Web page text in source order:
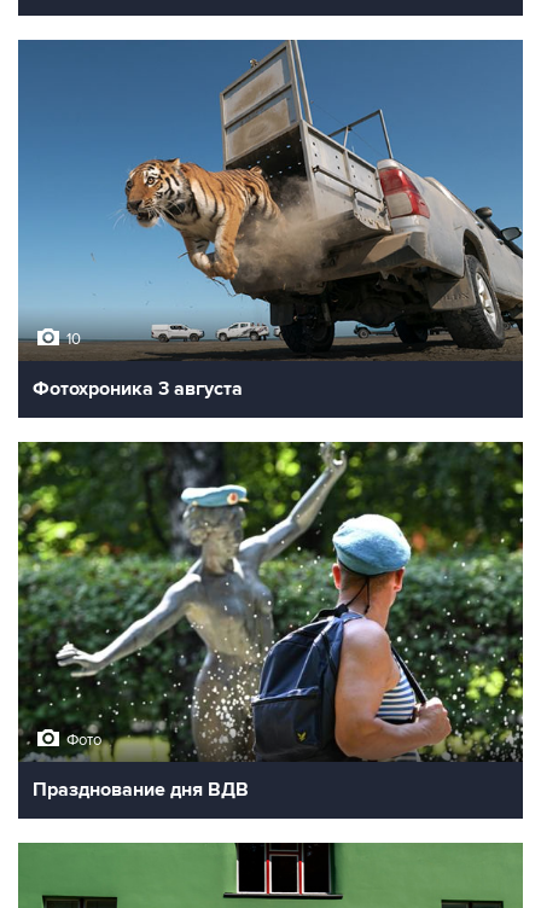
10
Фотохроника 3 августа
Фото
Празднование дня ВДВ